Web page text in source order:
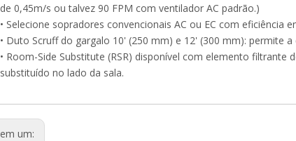
de 0,45m/s ou talvez 90 FPM com ventilador AC padrão.)
• Selecione sopradores convencionais AC ou EC com
• Duto Scruff do gargalo 10' (250 mm) e 12' (300 mm): permite
• Room-Side Substitute (RSR) disponível com elemento
substituído no lado da sala.
em um: